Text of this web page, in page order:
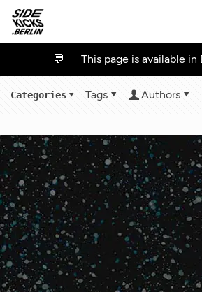
This page is available in
Categories Tags Authors